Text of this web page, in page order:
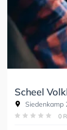
Scheel
Siedenkamp
0